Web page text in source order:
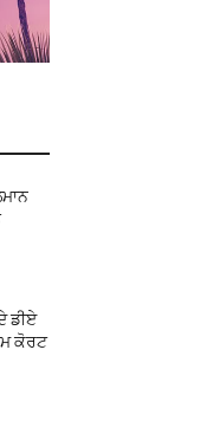
ਡੀਏ
ਕੋਰਟ